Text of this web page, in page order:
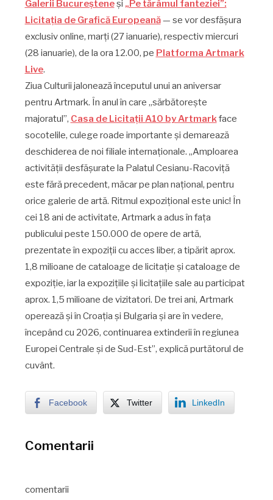
Galerii Bucureșteneși „Pe tărâmul fanteziei”:
Licitația de Grafică Europeană— se vor desfășura
exclusiv online, marți (27 ianuarie), respectiv miercuri
(28 ianuarie), de la ora 12.00, pe Platforma Artmark
Live.
Ziua Culturii jalonează începutul unui an aniversar
pentru Artmark. În anul în care „sărbătorește
majoratul”, Casa de Licitații A10 by Artmarkface
socotelile, culege roade importante și demarează
deschiderea de noi filiale internaționale. „Amploarea
activității desfășurate la Palatul Cesianu-Racoviță
este fără precedent, măcar pe plan național, pentru
orice galerie de artă. Ritmul expozițional este unic! În
cei 18 ani de activitate, Artmark a adus în fața
publicului peste 150.000 de opere de artă,
prezentate în expoziții cu acces liber, a tipărit aprox.
1,8 milioane de cataloage de licitație și cataloage de
expoziție, iar la expozițiile și licitațiile sale au participat
aprox. 1,5 milioane de vizitatori. De trei ani, Artmark
operează și în Croația și Bulgaria și are în vedere,
începând cu 2026, continuarea extinderii în regiunea
Europei Centrale și de Sud-Est”, explică purtătorul de
cuvânt.
Facebook Twitter LinkedIn
Comentarii
comentarii